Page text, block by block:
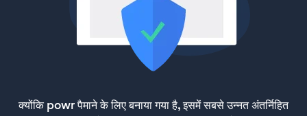
क्योंकि powr पैमाने के लिए बनाया गया है, इसमें सबसे उन्नत अंतर्निहित